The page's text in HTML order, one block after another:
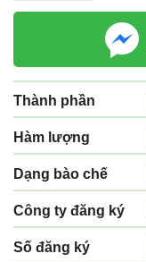
Thành phần
Hàm lượng
Dạng bào chế
Công ty đăng ký
Số đăng ký